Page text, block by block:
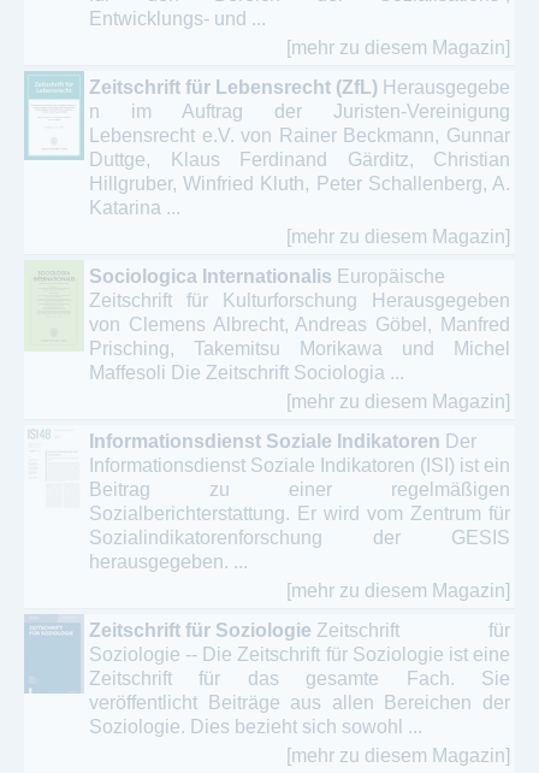
Entwicklungs- und ...
[mehr zu diesem Magazin]
Zeitschrift für Lebensrecht (ZfL) Herausgegebe
n im Auftrag der Juristen-Vereinigung
Lebensrecht e.V. von Rainer Beckmann, Gunnar
Duttge, Klaus Ferdinand Gärditz, Christian
Hillgruber, Winfried Kluth, Peter Schallenberg, A.
Katarina ...
[mehr zu diesem Magazin]
Sociologica Internationalis Europäische
Zeitschrift für Kulturforschung Herausgegeben
von Clemens Albrecht, Andreas Göbel, Manfred
Prisching, Takemitsu Morikawa und Michel
Maffesoli Die Zeitschrift Sociologia ...
[mehr zu diesem Magazin]
Informationsdienst Soziale Indikatoren Der
Informationsdienst Soziale Indikatoren (ISI) ist ein
Beitrag zu einer regelmäßigen
Sozialberichterstattung. Er wird vom Zentrum für
Sozialindikatorenforschung der GESIS
herausgegeben. ...
[mehr zu diesem Magazin]
Zeitschrift für Soziologie Zeitschrift für
Soziologie -- Die Zeitschrift für Soziologie ist eine
Zeitschrift für das gesamte Fach. Sie
veröffentlicht Beiträge aus allen Bereichen der
Soziologie. Dies bezieht sich sowohl ...
[mehr zu diesem Magazin]